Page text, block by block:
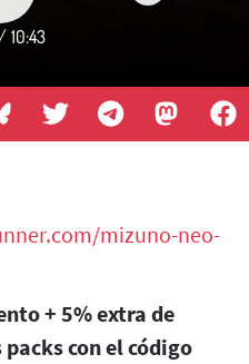
10:43
mizuno-neo-
+ 5% extra de
con el código